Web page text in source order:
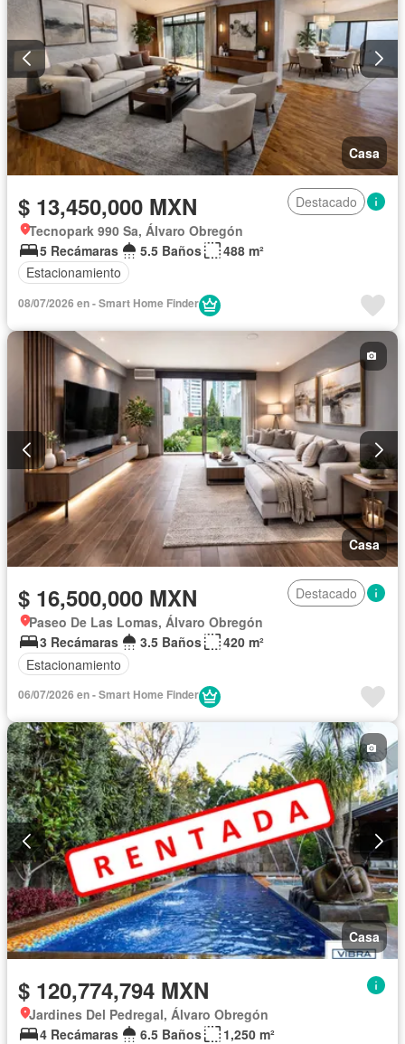
Casa
$ 13,450,000 MXN
Destacado
Tecnopark 990 Sa, Álvaro Obregón
5 Recámaras
5.5 Baños
488 m²
Estacionamiento
08/07/2026 en - Smart Home Finder
Casa
$ 16,500,000 MXN
Destacado
Paseo De Las Lomas, Álvaro Obregón
3 Recámaras
3.5 Baños
420 m²
Estacionamiento
06/07/2026 en - Smart Home Finder
Casa
$ 120,774,794 MXN
Jardines Del Pedregal, Álvaro Obregón
4 Recámaras
6.5 Baños
1,250 m²